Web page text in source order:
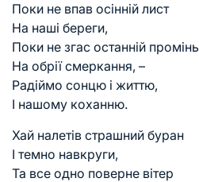
Поки не впав осінній лист
На наші береги,
Поки не згас останній промінь
На обрії смеркання, –
Радіймо сонцю і життю,
І нашому коханню.
Хай налетів страшний буран
І темно навкруги,
Та все одно поверне вітер